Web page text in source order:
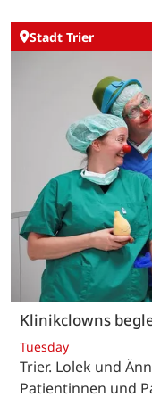
Stadt Trier
Klinikclowns
Tuesday
Trier. Lolek und
Patientinnen und